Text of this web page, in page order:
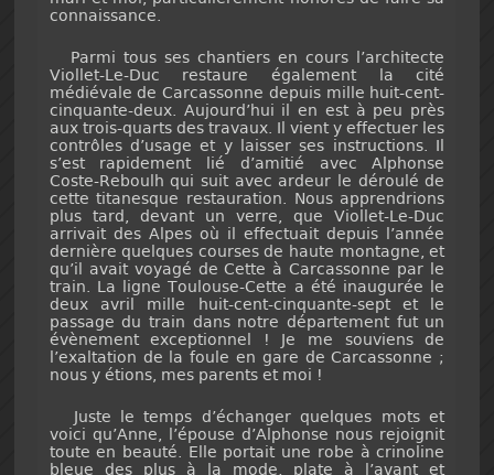
connaissance.
Parmi tous ses chantiers en cours l’architecte
Viollet-Le-Duc restaure également la cité
médiévale de Carcassonne depuis mille huit-cent-
cinquante-deux. Aujourd’hui il en est à peu près
aux trois-quarts des travaux. Il vient y effectuer les
contrôles d’usage et y laisser ses instructions. Il
s’est rapidement lié d’amitié avec Alphonse
Coste-Reboulh qui suit avec ardeur le déroulé de
cette titanesque restauration. Nous apprendrions
plus tard, devant un verre, que Viollet-Le-Duc
arrivait des Alpes où il effectuait depuis l’année
dernière quelques courses de haute montagne, et
qu’il avait voyagé de Cette à Carcassonne par le
train. La ligne Toulouse-Cette a été inaugurée le
deux avril mille huit-cent-cinquante-sept et le
passage du train dans notre département fut un
évènement exceptionnel ! Je me souviens de
l’exaltation de la foule en gare de Carcassonne ;
nous y étions, mes parents et moi !
Juste le temps d’échanger quelques mots et
voici qu’Anne, l’épouse d’Alphonse nous rejoignit
toute en beauté. Elle portait une robe à crinoline
bleue des plus à la mode, plate à l’avant et